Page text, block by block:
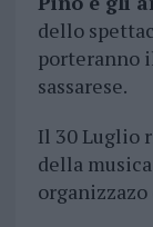
dello
porteranno
sassarese.
Il 30 Luglio
della
organizzazo